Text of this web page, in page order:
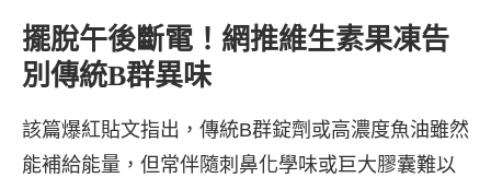
擺脫午後斷電！網推維生素果凍告
別傳統B群異味
該篇爆紅貼文指出，傳統B群錠劑或高濃度魚油雖然
能補給能量，但常伴隨刺鼻化學味或巨大膠囊難以